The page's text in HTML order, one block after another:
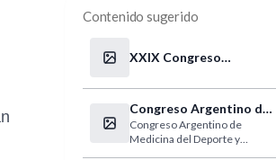
Contenido sugerido
XXIX Congreso
Otorrinolaringología
Congreso Argentino de
Medicina del Deporte
Congreso Argentino de
Medicina del Deporte y